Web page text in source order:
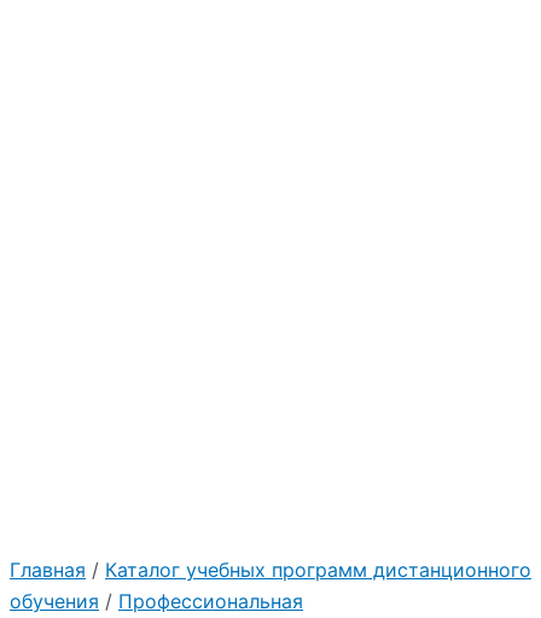
Главная / Каталог учебных программ дистанционного
обучения / Профессиональная